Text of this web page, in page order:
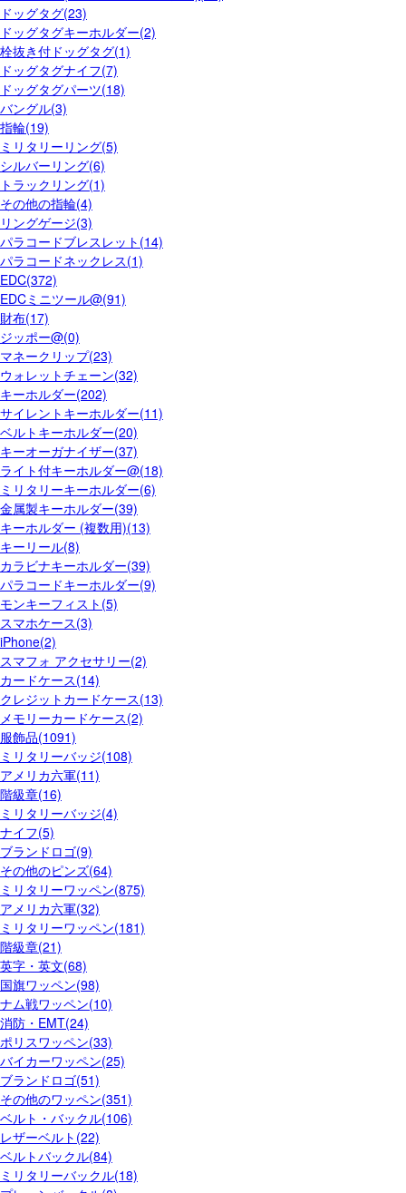
ドッグタグ(23)
ドッグタグキーホルダー(2)
栓抜き付ドッグタグ(1)
ドッグタグナイフ(7)
ドッグタグパーツ(18)
バングル(3)
指輪(19)
ミリタリーリング(5)
シルバーリング(6)
トラックリング(1)
その他の指輪(4)
リングゲージ(3)
パラコードブレスレット(14)
パラコードネックレス(1)
EDC(372)
EDCミニツール@(91)
財布(17)
ジッポー@(0)
マネークリップ(23)
ウォレットチェーン(32)
キーホルダー(202)
サイレントキーホルダー(11)
ベルトキーホルダー(20)
キーオーガナイザー(37)
ライト付キーホルダー@(18)
ミリタリーキーホルダー(6)
金属製キーホルダー(39)
キーホルダー (複数用)(13)
キーリール(8)
カラビナキーホルダー(39)
パラコードキーホルダー(9)
モンキーフィスト(5)
スマホケース(3)
iPhone(2)
スマフォ アクセサリー(2)
カードケース(14)
クレジットカードケース(13)
メモリーカードケース(2)
服飾品(1091)
ミリタリーバッジ(108)
アメリカ六軍(11)
階級章(16)
ミリタリーバッジ(4)
ナイフ(5)
ブランドロゴ(9)
その他のピンズ(64)
ミリタリーワッペン(875)
アメリカ六軍(32)
ミリタリーワッペン(181)
階級章(21)
英字・英文(68)
国旗ワッペン(98)
ナム戦ワッペン(10)
消防・EMT(24)
ポリスワッペン(33)
バイカーワッペン(25)
ブランドロゴ(51)
その他のワッペン(351)
ベルト・バックル(106)
レザーベルト(22)
ベルトバックル(84)
ミリタリーバックル(18)